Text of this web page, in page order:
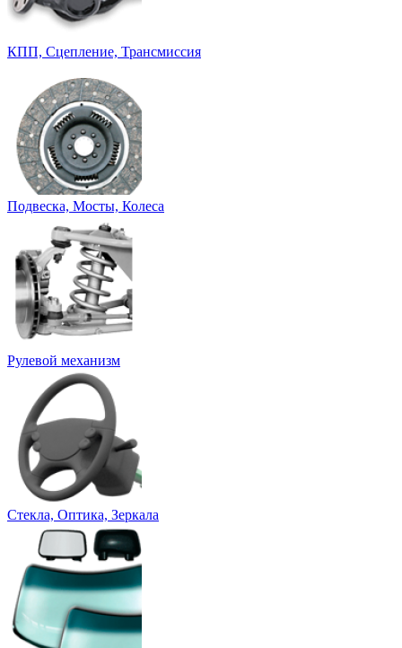
КПП, Сцепление, Трансмиссия
Подвеска, Мосты, Колеса
Рулевой механизм
Стекла, Оптика, Зеркала